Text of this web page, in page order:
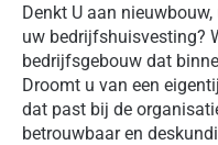
Denkt U aan
uw bedrijfshuisvesting?
bedrijfsgebouw dat
Droomt u van een
dat past bij de
betrouwbaar en